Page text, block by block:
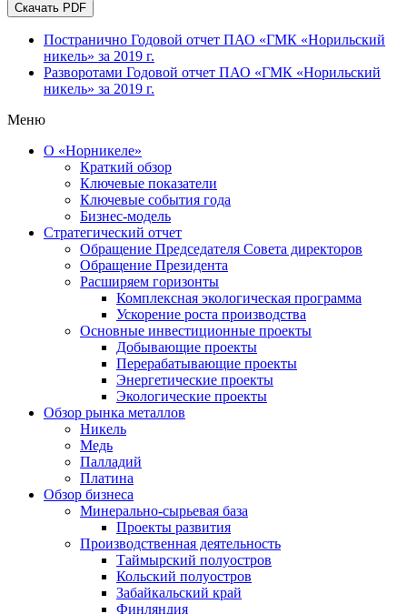
Скачать PDF
Постранично Годовой отчет ПАО «ГМК «Норильский
никель» за 2019 г.
Разворотами Годовой отчет ПАО «ГМК «Норильский
никель» за 2019 г.
Меню
О «Норникеле»
Краткий обзор
Ключевые показатели
Ключевые события года
Бизнес-модель
Стратегический отчет
Обращение Председателя Совета директоров
Обращение Президента
Расширяем горизонты
Комплексная экологическая программа
Ускорение роста производства
Основные инвестиционные проекты
Добывающие проекты
Перерабатывающие проекты
Энергетические проекты
Экологические проекты
Обзор рынка металлов
Никель
Медь
Палладий
Платина
Обзор бизнеса
Минерально-сырьевая база
Проекты развития
Производственная деятельность
Таймырский полуостров
Кольский полуостров
Забайкальский край
Финляндия